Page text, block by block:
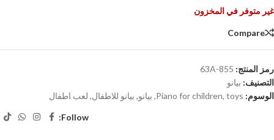
غير متوفر في المخزون
Compare
رمز المنتج: 855-63A
التصنيف: بيانو
الوسوم:
Piano for children, toys
, بيانو, بيانو للاطفال, لعب اطفال
Follow: